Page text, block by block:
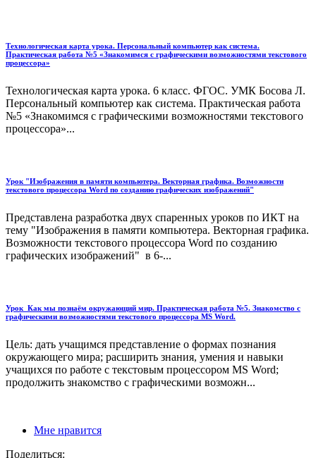
Технологическая карта урока. Персональный компьютер как система.
Практическая работа №5 «Знакомимся с графическими возможностями текстового
процессора»
Технологическая карта урока. 6 класс. ФГОС. УМК Босова Л.
Персональный компьютер как система. Практическая работа
№5 «Знакомимся с графическими возможностями текстового
процессора»...
Урок "Изображения в памяти компьютера. Векторная графика. Возможности
текстового процессора Word по созданию графических изображений"
Представлена разработка двух спаренных уроков по ИКТ на
тему "Изображения в памяти компьютера. Векторная графика.
Возможности текстового процессора Word по созданию
графических изображений" в 6-...
Урок_Как мы познаём окружающий мир. Практическая работа №5. Знакомство с
графическими возможностями текстового процессора MS Word.
Цель: дать учащимся представление о формах познания
окружающего мира; расширить знания, умения и навыки
учащихся по работе с текстовым процессором MS Word;
продолжить знакомство с графическими возможн...
Мне нравится
Поделиться: